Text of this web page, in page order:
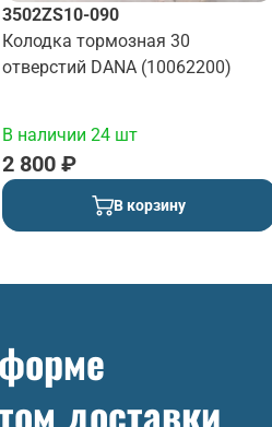
3502ZS10-090
Колодка тормозная 30
отверстий DANA (10062200)
В наличии 24 шт
2 800 ₽
В корзину
доставки